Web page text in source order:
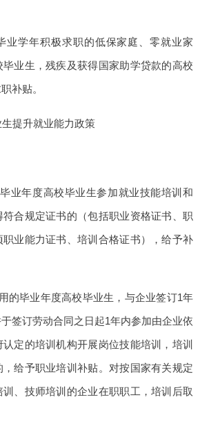
业学年积极求职的低保家庭、零就业家
业生，残疾及获得国家助学贷款的高校
补贴。
提升就业能力政策
业年度高校毕业生参加就业技能培训和
合规定证书的（包括职业资格证书、职
业能力证书、培训合格证书），给予补
的毕业年度高校毕业生，与企业签订1年
签订劳动合同之日起1年内参加由企业依
定的培训机构开展岗位技能培训，培训
给予职业培训补贴。对按国家有关规定
、技师培训的企业在职职工，培训后取